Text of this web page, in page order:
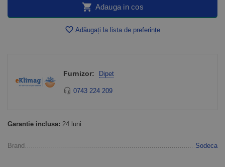
Adauga in cos
Adăugați la lista de preferințe
Furnizor: Dipet
0743 224 209
Garantie inclusa: 24 luni
Brand Sodeca